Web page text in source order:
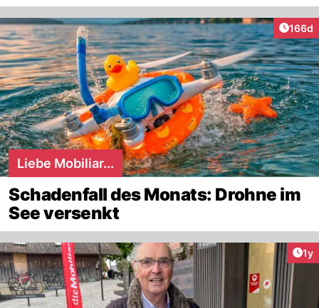
166d
Liebe Mobiliar...
Schadenfall des Monats: Drohne im
See versenkt
1y